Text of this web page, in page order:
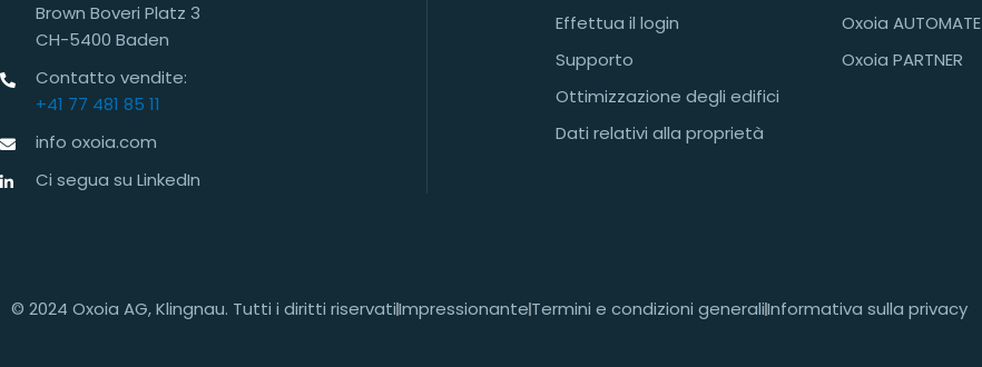
Brown Boveri Platz 3
CH-5400 Baden
Contatto vendite:
+41 77 481 85 11
info oxoia.com
Ci segua su LinkedIn
Effettua il login
Supporto
Ottimizzazione degli edifici
Dati relativi alla proprietà
Oxoia AUTOMATE
Oxoia PARTNER
© 2024 Oxoia AG, Klingnau. Tutti i diritti riservatiImpressionanteTermini e condizioni generaliInformativa sulla privacy